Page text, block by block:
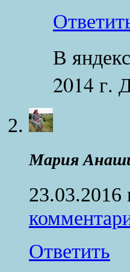
В
2014 г.
Мария
23.03.2016
Ответить